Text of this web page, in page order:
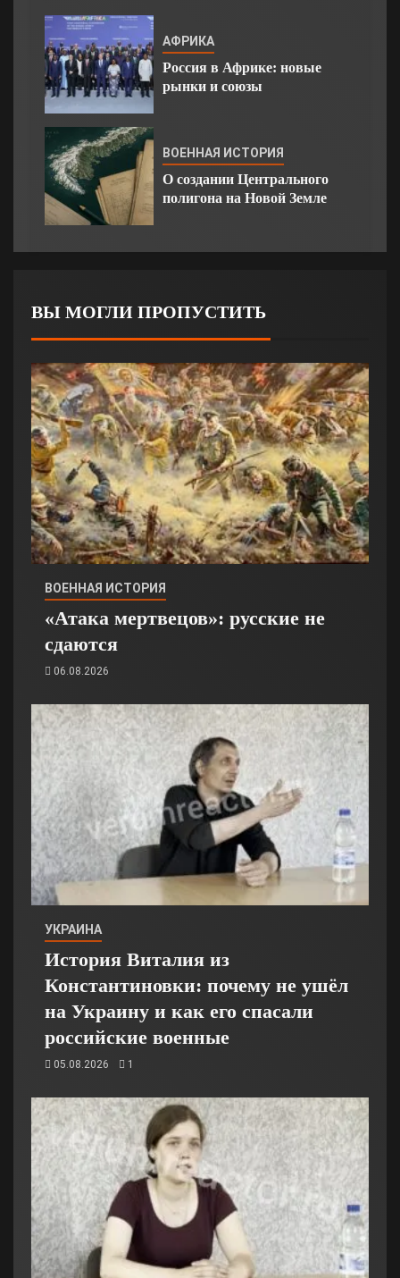
АФРИКА
Россия в Африке: новые
рынки и союзы
ВОЕННАЯ ИСТОРИЯ
О создании Центрального
полигона на Новой Земле
ВЫ МОГЛИ ПРОПУСТИТЬ
ВОЕННАЯ ИСТОРИЯ
«Атака мертвецов»: русские не
сдаются
06.08.2026
УКРАИНА
История Виталия из
Константиновки: почему не ушёл
на Украину и как его спасали
российские военные
05.08.2026 1